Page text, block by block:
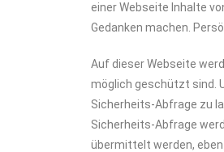
einer Webseite Inhalte
Gedanken machen.
Auf dieser Webseite
möglich geschützt sind.
Sicherheits-Abfrage zu
Sicherheits-Abfrage
übermittelt werden,